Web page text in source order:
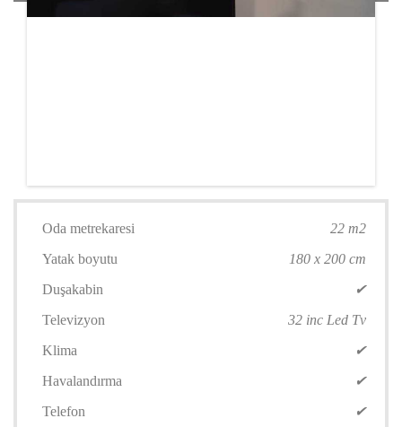
Oda metrekaresi
22 m2
Yatak boyutu
180 x 200 cm
Duşakabin
✔
Televizyon
32 inc Led Tv
Klima
✔
Havalandırma
✔
Telefon
✔